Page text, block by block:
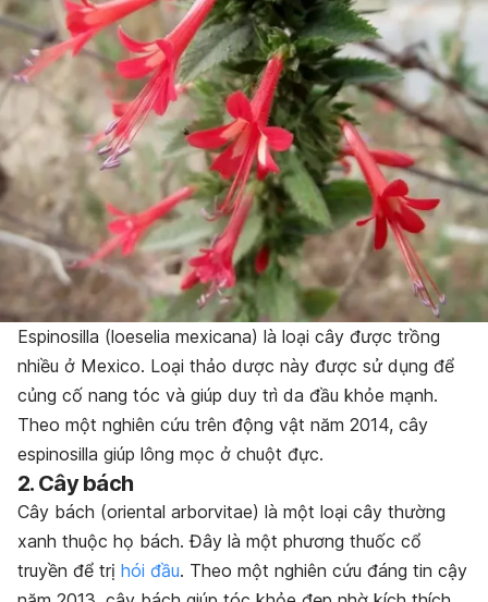
Espinosilla (loeselia mexicana) là loại cây được trồng
nhiều ở Mexico. Loại thảo dược này được sử dụng để
củng cố nang tóc và giúp duy trì da đầu khỏe mạnh.
Theo một nghiên cứu trên động vật năm 2014, cây
espinosilla giúp lông mọc ở chuột đực.
2. Cây bách
Cây bách (oriental arborvitae) là một loại cây thường
xanh thuộc họ bách. Đây là một phương thuốc cổ
truyền để trị hói đầu. Theo một nghiên cứu đáng tin cậy